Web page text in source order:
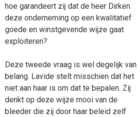
hoe garandeert zij dat de heer Dirken
deze onderneming op een kwalitatief
goede en winstgevende wijze gaat
exploiteren?
Deze tweede vraag is wel degelijk van
belang. Lavide stelt misschien dat het
niet aan haar is om dat te bepalen. Zij
denkt op deze wijze mooi van de
bleeder die zij door haar beleid zelf